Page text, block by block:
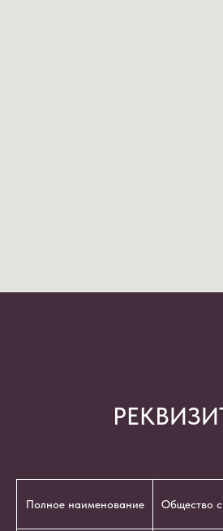
Полное наименование Общество с